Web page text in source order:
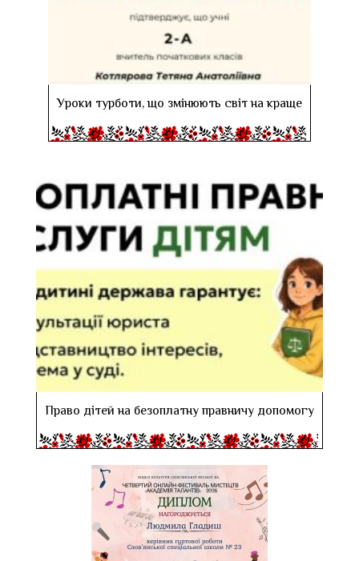
Уроки турботи, що змінюють світ на краще
Право дітей на безоплатну правничу допомогу